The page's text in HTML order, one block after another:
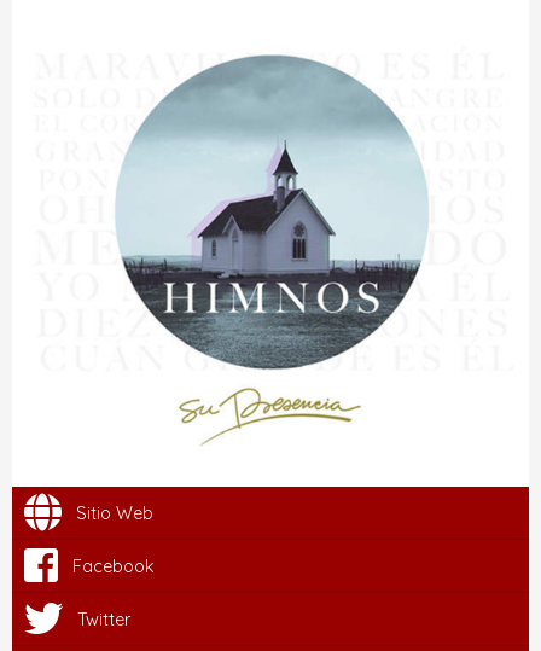
Sitio Web
Facebook
Twitter